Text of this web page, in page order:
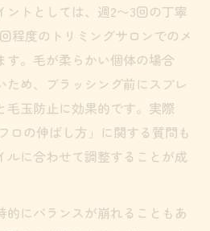
ントとしては、週2〜3回の丁寧
程度のトリミングサロンでのメ
す。毛が柔らかい個体の場合
ため、ブラッシング前にスプレ
毛玉防止に効果的です。実際
ロの伸ばし方」に関する質問も
ルに合わせて調整することが成
的にバランスが崩れることもあ